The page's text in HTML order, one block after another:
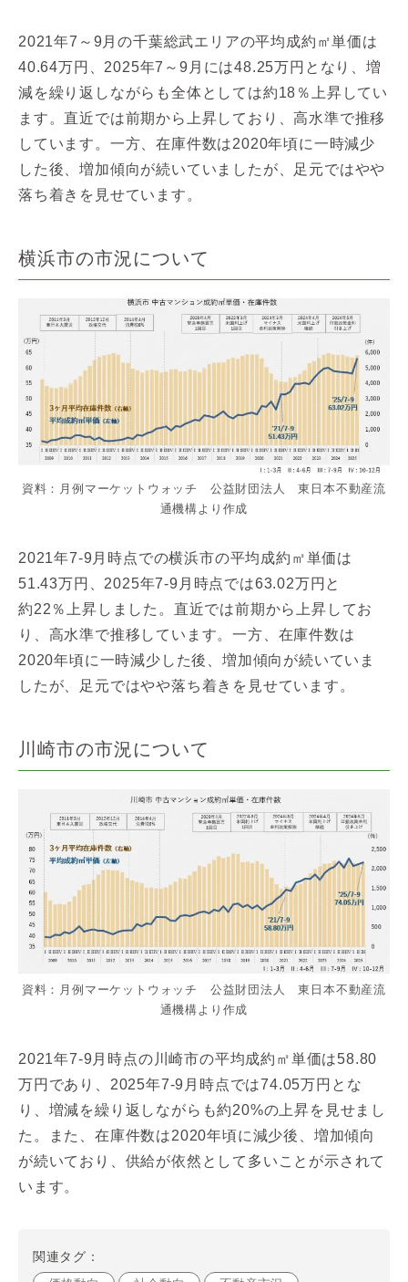
2021年7～9月の千葉総武エリアの平均成約㎡単価は
40.64万円、2025年7～9月には48.25万円となり、増
減を繰り返しながらも全体としては約18％上昇してい
ます。直近では前期から上昇しており、高水準で推移
しています。一方、在庫件数は2020年頃に一時減少
した後、増加傾向が続いていましたが、足元ではやや
落ち着きを見せています。
横浜市の市況について
資料：月例マーケットウォッチ 公益財団法人 東日本不動産流
通機構より作成
2021年7-9月時点での横浜市の平均成約㎡単価は
51.43万円、2025年7-9月時点では63.02万円と
約22％上昇しました。直近では前期から上昇してお
り、高水準で推移しています。一方、在庫件数は
2020年頃に一時減少した後、増加傾向が続いていま
したが、足元ではやや落ち着きを見せています。
川崎市の市況について
資料：月例マーケットウォッチ 公益財団法人 東日本不動産流
通機構より作成
2021年7-9月時点の川崎市の平均成約㎡単価は58.80
万円であり、2025年7-9月時点では74.05万円とな
り、増減を繰り返しながらも約20%の上昇を見せまし
た。また、在庫件数は2020年頃に減少後、増加傾向
が続いており、供給が依然として多いことが示されて
います。
関連タグ：